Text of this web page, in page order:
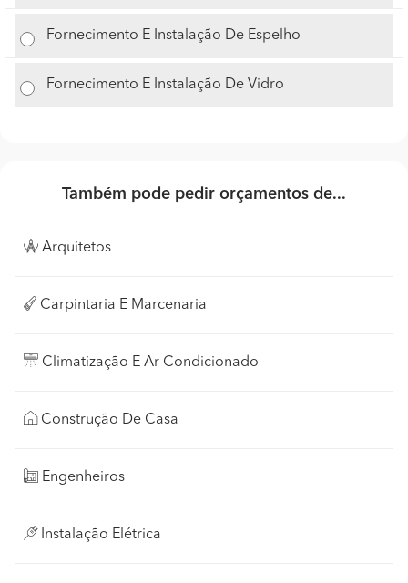
Fornecimento E Instalação De Espelho
Fornecimento E Instalação De Vidro
Também pode pedir orçamentos de...
Arquitetos
Carpintaria E Marcenaria
Climatização E Ar Condicionado
Construção De Casa
Engenheiros
Instalação Elétrica